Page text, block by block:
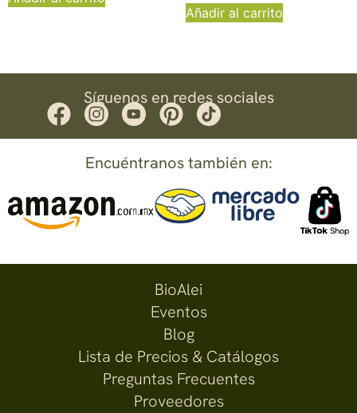
Añadir al carrito
Síguenos en redes sociales
Encuéntranos también en:
BioAlei
Eventos
Blog
Lista de Precios & Catálogos
Preguntas Frecuentes
Proveedores